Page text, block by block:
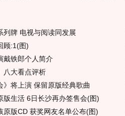
列牌 电视与阅读同发展
顾:1(图)
戴铁郎个人简介
八大看点评析
》将上演 保留原版经典歌曲
版生活 6日长沙再办签售会(图)
原版CD 获奖网友名单公布(图)